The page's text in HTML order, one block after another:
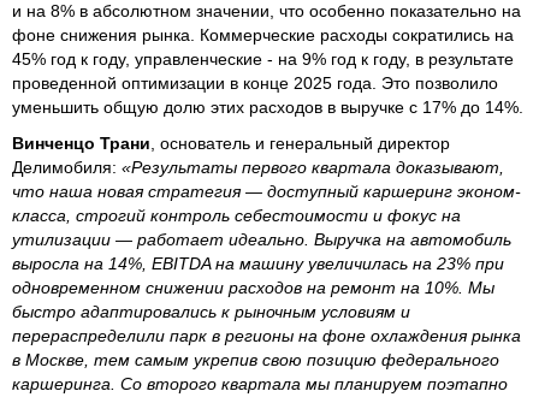
и на 8% в абсолютном значении, что особенно показательно на
фоне снижения рынка. Коммерческие расходы сократились на
45% год к году, управленческие - на 9% год к году, в результате
проведенной оптимизации в конце 2025 года. Это позволило
уменьшить общую долю этих расходов в выручке с 17% до 14%.
Винченцо Трани , основатель и генеральный директор
Делимобиля: «Результаты первого квартала доказывают,
что наша новая стратегия — доступный каршеринг эконом-
класса, строгий контроль себестоимости и фокус на
утилизации — работает идеально. Выручка на автомобиль
выросла на 14%, EBITDA на машину увеличилась на 23% при
одновременном снижении расходов на ремонт на 10%. Мы
быстро адаптировались к рыночным условиям и
перераспределили парк в регионы на фоне охлаждения рынка
в Москве, тем самым укрепив свою позицию федерального
каршеринга. Со второго квартала мы планируем поэтапно